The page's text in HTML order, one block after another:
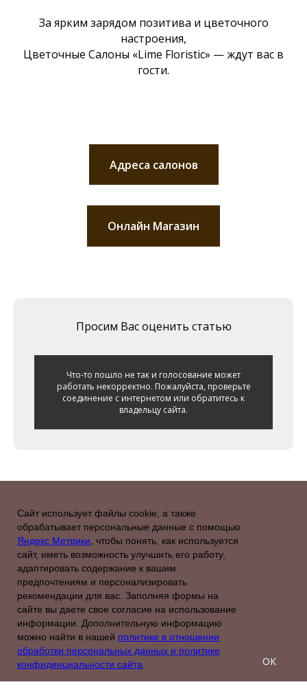
За ярким зарядом позитива и цветочного
настроения,
Цветочные Салоны «Lime Floristic» — ждут вас в
гости.
Адреса салонов
Онлайн Магазин
Просим Вас оценить статью
Что-то пошло не так и голосование может
работать некорректно. Пожалуйста, проверьте
соединение с интернетом или обратитесь к
владельцу сайта.
Сайт использует файлы cookie, а также
обрабатывает персональные данные с помощью
Яндекс Метрики , чтобы понять, как используется
сайт, иметь возможность улучшить его работу,
адаптировать содержание к вашим
предпочтениям и персонализировать
рекомендации для вас. Заполняя формы на
сайте вы даете свое согласие на использование
информации. Дополнительную информацию
можно найти в нашей политике в отношении
обработки персональных данных и политике
конфиденциальности сайта
ОК
ОБРАБОТКА ДАННЫХ КОНТАКТЫ О НАС
АКЦИИ PREMIUM
ДОГОВОР ОФЕРТЫ ОПЛАТА И ДОСТАВКА
ИНТЕРЬЕРНОЕ ОЗЕЛЕНЕНИЕ
© 2019-2026 Все права на интеллектуальную